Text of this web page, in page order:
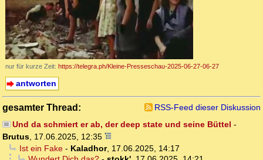
nur für kurze Zeit: https://telegra.ph/Kleine-Presseschau-2025-06-27-06-27
antworten
gesamter Thread:
RSS-Feed dieser Diskussion
Und da schmiert er ab, der deep state und seine Büttel -
Brutus, 17.06.2025, 12:35
Ist ein Fake- Kaladhor, 17.06.2025, 14:17